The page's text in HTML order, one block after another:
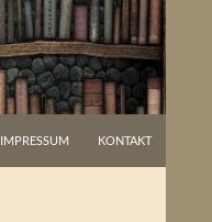
IMPRESSUM KONTAKT